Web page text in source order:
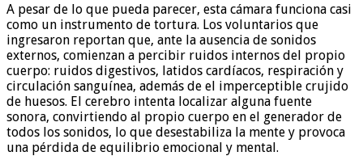
A pesar de lo que pueda parecer, esta cámara funciona casi
como un instrumento de tortura. Los voluntarios que
ingresaron reportan que, ante la ausencia de sonidos
externos, comienzan a percibir ruidos internos del propio
cuerpo: ruidos digestivos, latidos cardíacos, respiración y
circulación sanguínea, además de el imperceptible crujido
de huesos. El cerebro intenta localizar alguna fuente
sonora, convirtiendo al propio cuerpo en el generador de
todos los sonidos, lo que desestabiliza la mente y provoca
una pérdida de equilibrio emocional y mental.